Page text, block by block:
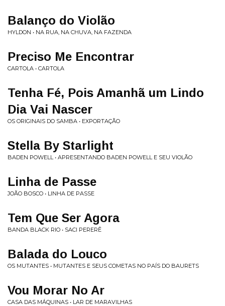
Balanço do Violão
HYLDON • NA RUA, NA CHUVA, NA FAZENDA
Preciso Me Encontrar
CARTOLA • CARTOLA
Tenha Fé, Pois Amanhã um Lindo
Dia Vai Nascer
OS ORIGINAIS DO SAMBA • EXPORTAÇÃO
Stella By Starlight
BADEN POWELL • APRESENTANDO BADEN POWELL E SEU VIOLÃO
Linha de Passe
JOÃO BOSCO • LINHA DE PASSE
Tem Que Ser Agora
BANDA BLACK RIO • SACI PERERÊ
Balada do Louco
OS MUTANTES • MUTANTES E SEUS COMETAS NO PAÍS DO BAURETS
Vou Morar No Ar
CASA DAS MÁQUINAS • LAR DE MARAVILHAS